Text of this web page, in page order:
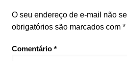
O seu endereço de e-mail não
obrigatórios são marcados com *
Comentário *